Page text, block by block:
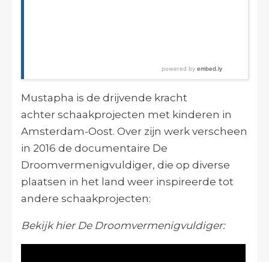
Mustapha is de drijvende kracht
achter schaakprojecten met kinderen in
Amsterdam-Oost. Over zijn werk verscheen
in 2016 de documentaire De
Droomvermenigvuldiger, die op diverse
plaatsen in het land weer inspireerde tot
andere schaakprojecten:
Bekijk hier De Droomvermenigvuldiger: